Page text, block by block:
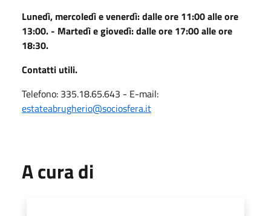
Lunedì, mercoledì e venerdì: dalle ore 11:00 alle ore
13:00. - Martedì e giovedì: dalle ore 17:00 alle ore
18:30.
Contatti utili.
Telefono: 335.18.65.643 - E-mail:
estateabrugherio@sociosfera.it
A cura di